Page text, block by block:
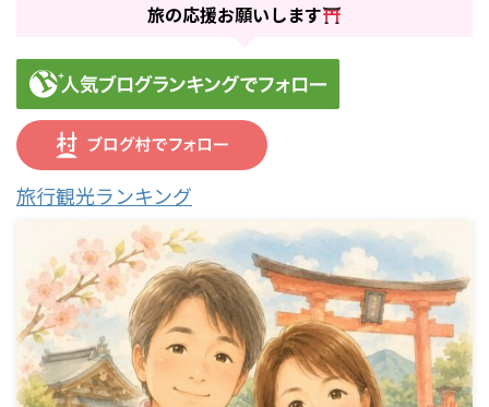
旅の応援お願いします
旅行観光ランキング